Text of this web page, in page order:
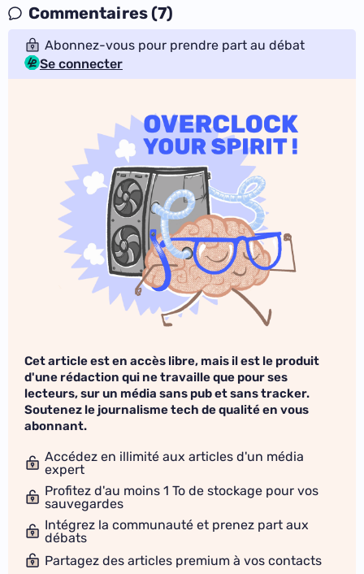
Commentaires (7)
Abonnez-vous pour prendre part au débat
Se connecter
Cet article est en accès libre, mais il est le produit
d'une rédaction qui ne travaille que pour ses
lecteurs, sur un média sans pub et sans tracker.
Soutenez le journalisme tech de qualité en vous
abonnant.
Accédez en illimité aux articles d'un média
expert
Profitez d'au moins 1 To de stockage pour vos
sauvegardes
Intégrez la communauté et prenez part aux
débats
Partagez des articles premium à vos contacts